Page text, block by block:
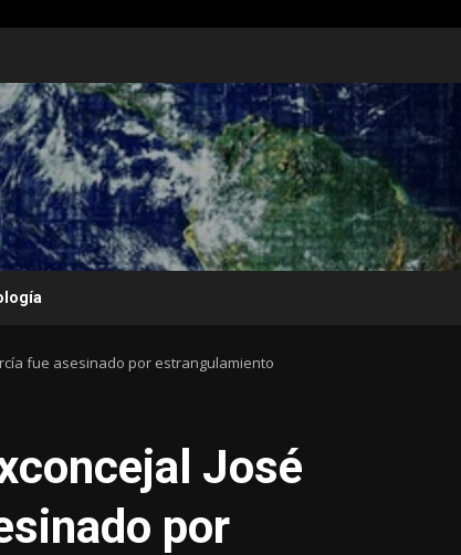
fue asesinado por estrangulamiento
José
por